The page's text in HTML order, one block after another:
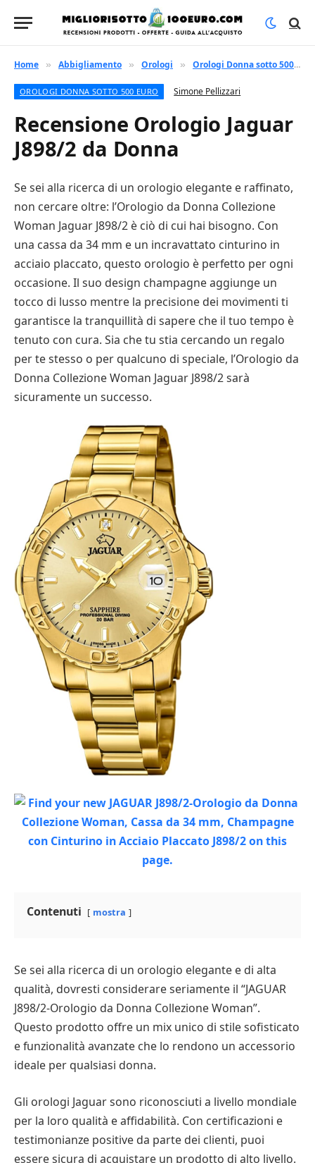
Home » Abbigliamento » Orologi » Orologi Donna sotto 500 euro
OROLOGI DONNA SOTTO 500 EURO Simone Pellizzari
Recensione Orologio Jaguar
J898/2 da Donna
Se sei alla ricerca di un orologio elegante e raffinato,
non cercare oltre: l’Orologio da Donna Collezione
Woman Jaguar J898/2 è ciò di cui hai bisogno. Con
una cassa da 34 mm e un incravattato cinturino in
acciaio placcato, questo orologio è perfetto per ogni
occasione. Il suo design champagne aggiunge un
tocco di lusso mentre la precisione dei movimenti ti
garantisce la tranquillità di sapere che il tuo tempo è
tenuto con cura. Sia che tu stia cercando un regalo
per te stesso o per qualcuno di speciale, l’Orologio da
Donna Collezione Woman Jaguar J898/2 sarà
sicuramente un successo.
Contenuti mostra
Se sei alla ricerca di un orologio elegante e di alta
qualità, dovresti considerare seriamente il “JAGUAR
J898/2-Orologio da Donna Collezione Woman”.
Questo prodotto offre un mix unico di stile sofisticato
e funzionalità avanzate che lo rendono un accessorio
ideale per qualsiasi donna.
Gli orologi Jaguar sono riconosciuti a livello mondiale
per la loro qualità e affidabilità. Con certificazioni e
testimonianze positive da parte dei clienti, puoi
essere sicura di acquistare un prodotto di alto livello.